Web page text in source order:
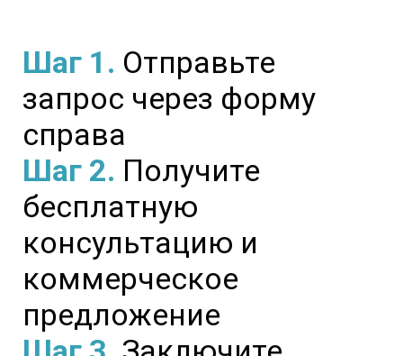
Шаг 1. Отправьте
запрос через форму
справа
Шаг 2. Получите
бесплатную
консультацию и
коммерческое
предложение